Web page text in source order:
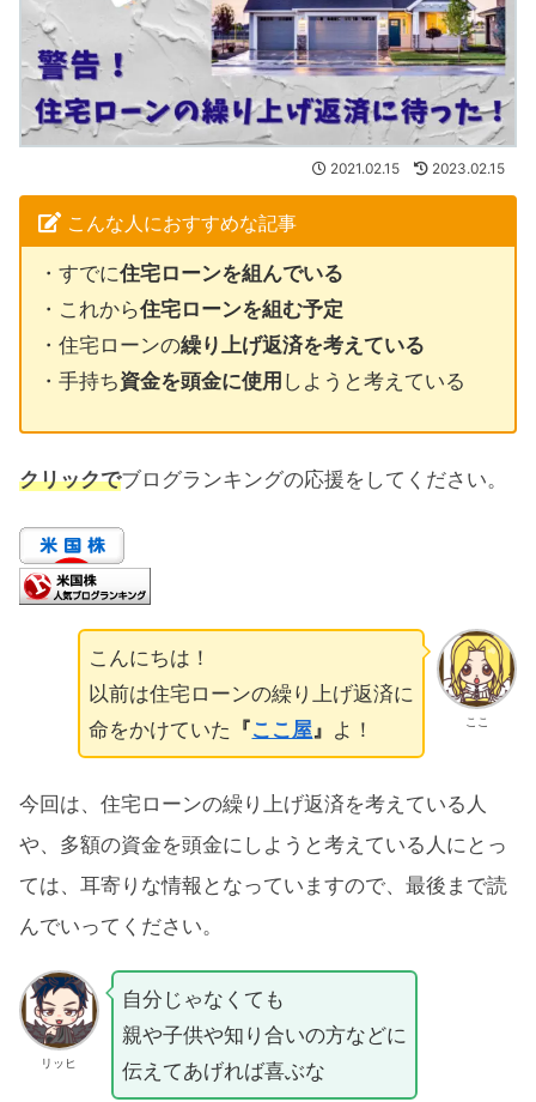
2021.02.15 2023.02.15
こんな人におすすめな記事
・すでに住宅ローンを組んでいる
・これから住宅ローンを組む予定
・住宅ローンの繰り上げ返済を考えている
・手持ち資金を頭金に使用 しようと考えている
クリックでブログランキングの応援をしてください。
ここ
こんにちは！
以前は住宅ローンの繰り上げ返済に
命をかけていた 『ここ屋』 よ！
今回は、住宅ローンの繰り上げ返済を考えている人
や、多額の資金を頭金にしようと考えている人にとっ
ては、耳寄りな情報となっていますので、最後まで読
んでいってください。
リッヒ
自分じゃなくても
親や子供や知り合いの方などに
伝えてあげれば喜ぶな